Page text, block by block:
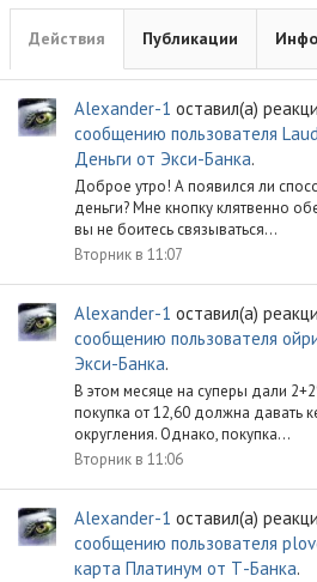
Действия Публикации
Alexander-1 оставил(а)
сообщению пользователя
Деньги от Экси-Банка.
Доброе утро! А появился ли
деньги? Мне кнопку клятвенно
вы не боитесь связываться...
Вторник в 11:07
Alexander-1 оставил(а)
сообщению пользователя
Экси-Банка.
В этом месяце на суперы дали
покупка от 12,60 должна давать
округления. Однако, покупка...
Вторник в 11:06
Alexander-1 оставил(а)
сообщению пользователя
карта Платинум от Т-Банка.